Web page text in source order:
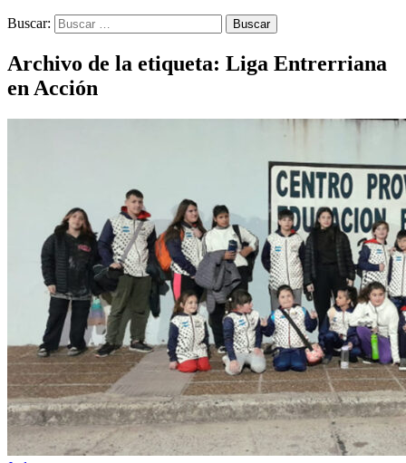
Buscar:
Archivo de la etiqueta: Liga Entrerriana
en Acción